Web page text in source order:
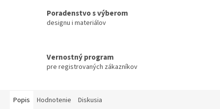
Poradenstvo s výberom
designu i materiálov
Vernostný program
pre registrovaných zákazníkov
Popis Hodnotenie Diskusia